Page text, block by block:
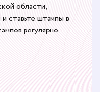
области,
ставьте штампы в
регулярно